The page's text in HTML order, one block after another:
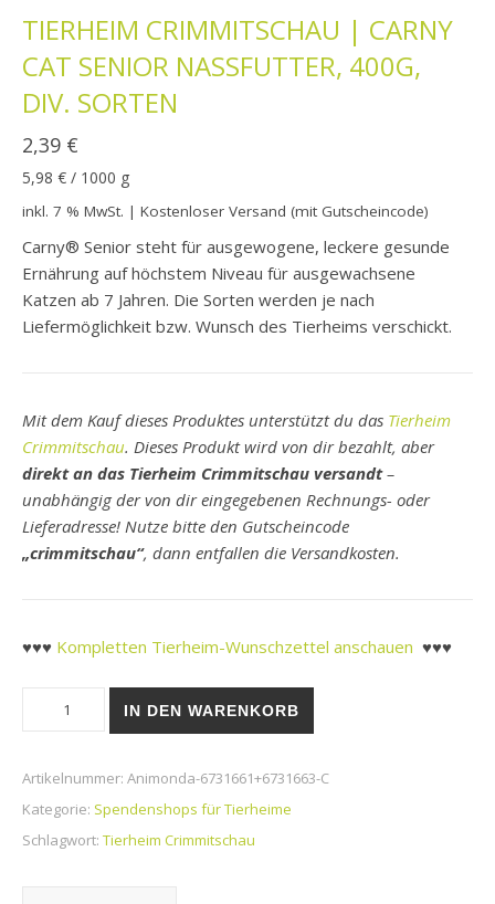
TIERHEIM CRIMMITSCHAU | CARNY
CAT SENIOR NASSFUTTER, 400G,
DIV. SORTEN
2,39 €
5,98 € / 1000 g
inkl. 7 % MwSt. | Kostenloser Versand (mit Gutscheincode)
Carny® Senior steht für ausgewogene, leckere gesunde
Ernährung auf höchstem Niveau für ausgewachsene
Katzen ab 7 Jahren. Die Sorten werden je nach
Liefermöglichkeit bzw. Wunsch des Tierheims verschickt.
Mit dem Kauf dieses Produktes unterstützt du das Tierheim
Crimmitschau. Dieses Produkt wird von dir bezahlt, aber
direkt an das Tierheim Crimmitschau versandt–
unabhängig der von dir eingegebenen Rechnungs- oder
Lieferadresse! Nutze bitte den Gutscheincode
„crimmitschau“, dann entfallen die Versandkosten.
♥♥♥ Kompletten Tierheim-Wunschzettel anschauen ♥♥♥
Tierheim Crimmitschau | Carny Cat Senior Nassfutter, 400g,
IN DEN WARENKORB
Artikelnummer: Animonda-6731661+6731663-C
Kategorie: Spendenshops für Tierheime
Schlagwort: Tierheim Crimmitschau